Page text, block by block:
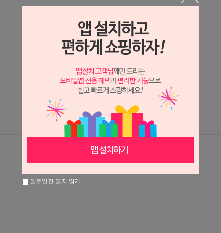
상세정보 새창 열기
상세 정보를 확대해 보실 수 있습니다.
※ 필독해주세요 ※
는 시세 변동에 따라 가격이 달라질 수 있으니
문의 후 주문 바랍니다.
일주일간 열지 않기